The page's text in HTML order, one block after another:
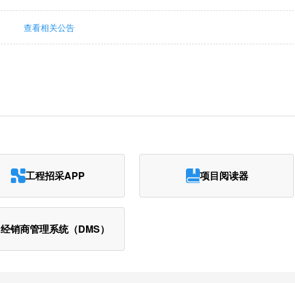
查看相关公告
工程招采APP 项目阅读器
经销商管理系统（DMS）